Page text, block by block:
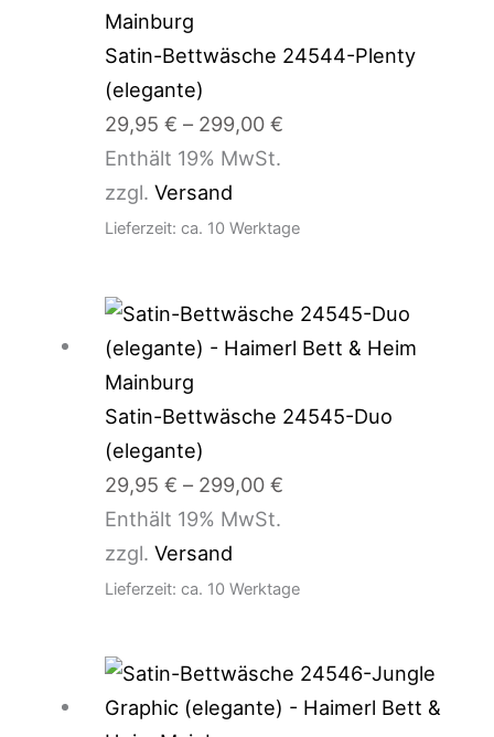
Satin-Bettwäsche 24544-Plenty
(elegante)
29,95 € – 299,00 €
299,00 €
Enthält 19% MwSt.
zzgl. Versand
Lieferzeit: ca. 10 Werktage
Satin-Bettwäsche 24545-Duo
(elegante)
29,95 € – 299,00 €
Preisspanne:
29,95 €
299,00 €
Enthält 19% MwSt.
zzgl. Versand
Lieferzeit: ca. 10 Werktage
Preisspanne:
48,95 €